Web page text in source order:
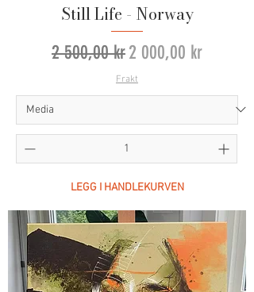
Still Life - Norway
Vanlig pris
2 500,00 krSalgspris
2 000,00 kr
Frakt
LEGG I HANDLEKURVEN